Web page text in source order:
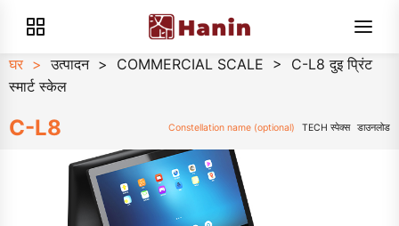
घर > उत्पादन> COMMERCIAL SCALE >
C-L8 दुइ प्रिंट
स्मार्ट स्केल
C-L8 Constellation name (optional) TECH स्पेक्स डाउनलोड